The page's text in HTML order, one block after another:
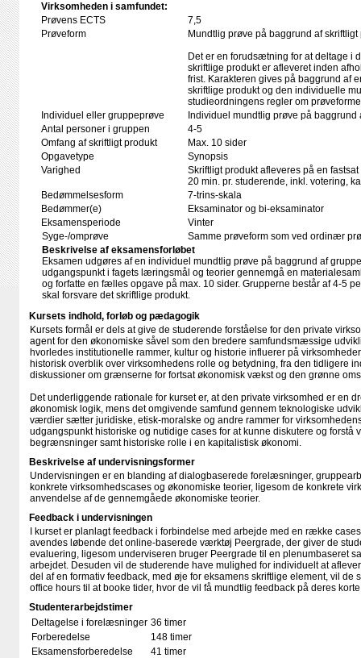
Virksomheden i samfundet:
Prøvens ECTS
7,5
Prøveform
Mundtlig prøve på baggrund af skriftligt
Det er en forudsætning for at deltage i
skriftlige produkt er afleveret inden
frist. Karakteren gives på baggrund af
skriftlige produkt og den individuelle
studieordningens regler om
Individuel eller gruppeprøve
Individuel mundtlig prøve på baggrund
Antal personer i gruppen
4-5
Omfang af skriftligt produkt
Max. 10 sider
Opgavetype
Synopsis
Varighed
Skriftligt produkt afleveres på en
20 min. pr. studerende, inkl. votering,
Bedømmelsesform
7-trins-skala
Bedømmer(e)
Eksaminator og bi-eksaminator
Eksamensperiode
Vinter
Syge-/omprøve
Samme prøveform som ved ordinær
Beskrivelse af eksamensforløbet
Eksamen udgøres af en individuel mundtlig prøve på baggrund af
udgangspunkt i fagets læringsmål og teorier gennemgå en
og forfatte en fælles opgave på max. 10 sider. Grupperne består af 4-5
skal forsvare det skriftlige produkt.
Kursets indhold, forløb og pædagogik
Kursets formål er dels at give de studerende forståelse for den private
agent for den økonomiske såvel som den bredere samfundsmæssige
hvorledes institutionelle rammer, kultur og historie influerer på
historisk overblik over virksomhedens rolle og betydning, fra den tidligere
diskussioner om grænserne for fortsat økonomisk vækst og den grønne
Det underliggende rationale for kurset er, at den private virksomhed er en
økonomisk logik, mens det omgivende samfund gennem teknologiske
vær­dier sætter juridiske, etisk-moralske og andre rammer for
udgangspunkt historiske og nutidige cases for at kunne diskutere og forstå
begrænsninger samt historiske rolle i en kapitalistisk økonomi.
Beskrivelse af undervisningsformer
Undervisningen er en blanding af dialogbaserede forelæsninger,
konkrete virksomhedscases og økonomiske teorier, ligesom de konkrete
anvendelse af de gennemgåede økonomiske teorier.
Feedback i undervisningen
I kurset er planlagt feedback i forbindelse med arbejde med en række
avendes løbende det online-baserede værktøj Peergrade, der giver de
evaluering, ligesom underviseren bruger Peergrade til en plenumbaseret
arbejdet. Desuden vil de studerende have mulighed for individuelt at
del af en formativ feedback, med øje for eksamens skriftlige element, vil de
office hours til at booke tider, hvor de vil få mundtlig feedback på deres
Studenterarbejdstimer
Deltagelse i forelæsninger 36 timer
Forberedelse
148 timer
Eksamensforberedelse
41 timer